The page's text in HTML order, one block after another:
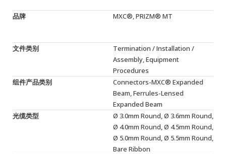
新闻稿
品牌 MXC®, PRIZM® MT
文件类别
Termination / Installation /
Assembly, Equipment
Procedures
组件产品类别
Connectors-MXC® Expanded
Beam, Ferrules-Lensed
Expanded Beam
光缆类型
Ø 3.0mm Round, Ø 3.6mm Round,
Ø 4.0mm Round, Ø 4.5mm Round,
Ø 5.0mm Round, Ø 5.5mm Round,
Bare Ribbon